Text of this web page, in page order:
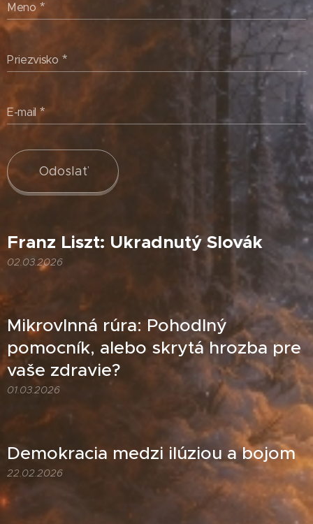
Meno
Priezvisko
E-mail
Odoslať
Franz Liszt: Ukradnutý Slovák
02.03.2026
Mikrovlnná rúra: Pohodlný
pomocník, alebo skrytá hrozba pre
vaše zdravie?
01.03.2026
Demokracia medzi ilúziou a bojom
22.02.2026